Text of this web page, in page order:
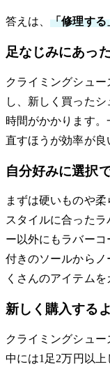
答えは、「修理する
足なじみにあっ
クライミングシュ
し、新しく買った
時間がかかります
直すほうが効率が良
自分好みに選択
まずは硬いものや
スタイルに合った
ー以外にもラバー
付きのソールからノ
くさんのアイテムを
新しく購入する
クライミングシュー
中には1足2万円以上